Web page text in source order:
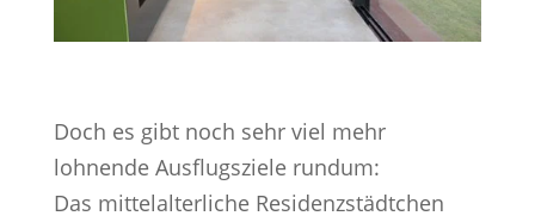
Doch es gibt noch sehr viel mehr
lohnende Ausflugsziele rundum:
Das mittelalterliche Residenzstädtchen